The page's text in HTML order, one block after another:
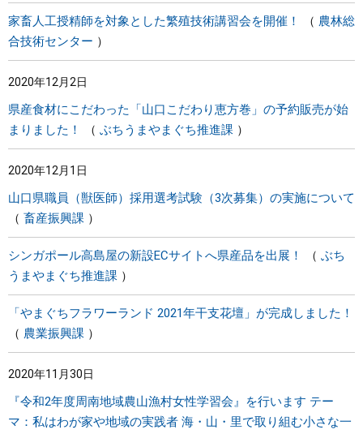
家畜人工授精師を対象とした繁殖技術講習会を開催！
農林総
合技術センター
2020年12月2日
県産食材にこだわった「山口こだわり恵方巻」の予約販売が始
まりました！
ぶちうまやまぐち推進課
2020年12月1日
山口県職員（獣医師）採用選考試験（3次募集）の実施について
畜産振興課
シンガポール高島屋の新設ECサイトへ県産品を出展！
ぶち
うまやまぐち推進課
「やまぐちフラワーランド 2021年干支花壇」が完成しました！
農業振興課
2020年11月30日
『令和2年度周南地域農山漁村女性学習会』を行います テー
マ：私はわが家や地域の実践者 海・山・里で取り組む小さな一